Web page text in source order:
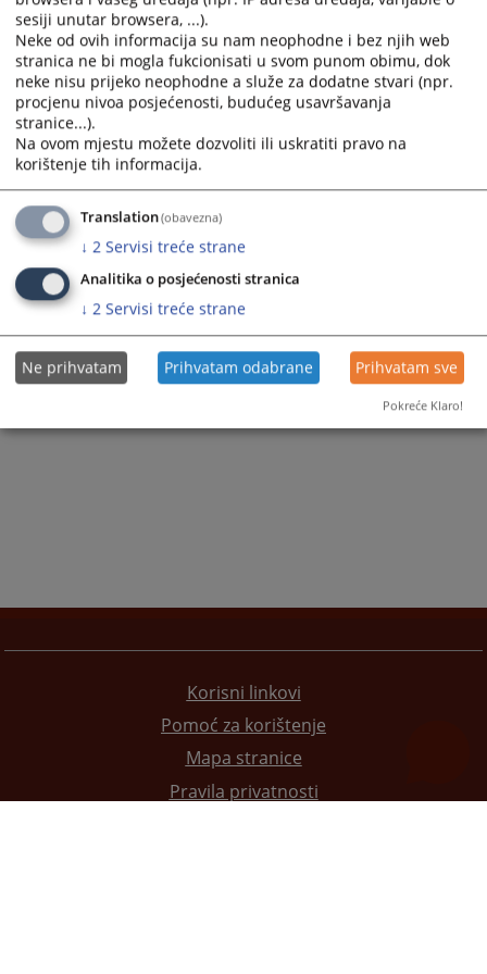
Korisni linkovi
Pomoć za korištenje
Mapa stranice
Pravila privatnosti
sesiji unutar browsera, ...).
Neke od ovih informacija su nam neophodne i bez njih web
stranica ne bi mogla fukcionisati u svom punom obimu, dok
neke nisu prijeko neophodne a služe za dodatne stvari (npr.
procjenu nivoa posjećenosti, budućeg usavršavanja
stranice...).
Na ovom mjestu možete dozvoliti ili uskratiti pravo na
korištenje tih informacija.
Translation(obavezna)
↓ 2 Servisi treće strane
Analitika o posjećenosti stranica
↓ 2 Servisi treće strane
Ne prihvatam Prihvatam odabrane Prihvatam sve
Pokreće Klaro!